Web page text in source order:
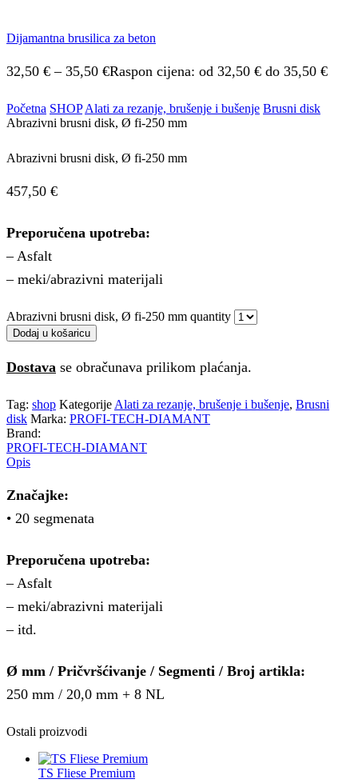
Dijamantna brusilica za beton
32,50 € – 35,50 €Raspon cijena: od 32,50 € do 35,50 €
Početna SHOP Alati za rezanje, brušenje i bušenje Brusni disk
Abrazivni brusni disk, Ø fi-250 mm
Abrazivni brusni disk, Ø fi-250 mm
457,50 €
Preporučena upotreba:
– Asfalt
– meki/abrazivni materijali
Abrazivni brusni disk, Ø fi-250 mm quantity
Dodaj u košaricu
Dostava se obračunava prilikom plaćanja.
Tag: shop Kategorije Alati za rezanje, brušenje i bušenje, Brusni
disk Marka: PROFI-TECH-DIAMANT
Brand:
PROFI-TECH-DIAMANT
Opis
Značajke:
• 20 segmenata
Preporučena upotreba:
– Asfalt
– meki/abrazivni materijali
– itd.
Ø mm / Pričvršćivanje / Segmenti / Broj artikla:
250 mm / 20,0 mm + 8 NL
Ostali proizvodi
TS Fliese Premium